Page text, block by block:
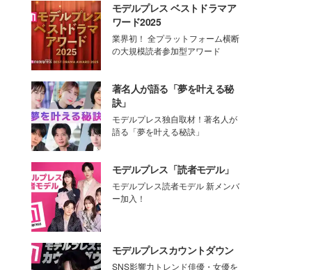
モデルプレス ベストドラマア
ワード2025
業界初！ 全プラットフォーム横断
の大規模読者参加型アワード
著名人が語る「夢を叶える秘
訣」
モデルプレス独自取材！著名人が
語る「夢を叶える秘訣」
モデルプレス「読者モデル」
モデルプレス読者モデル 新メンバ
ー加入！
モデルプレスカウントダウン
SNS影響力トレンド俳優・女優を